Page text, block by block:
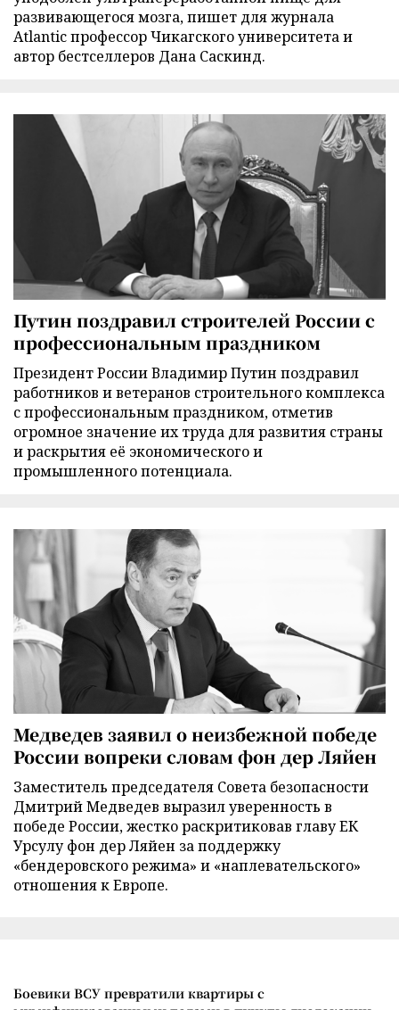
развивающегося мозга, пишет для журнала
Atlantic профессор Чикагского университета и
автор бестселлеров Дана Саскинд.
Путин поздравил строителей России с
профессиональным праздником
Президент России Владимир Путин поздравил
работников и ветеранов строительного комплекса
с профессиональным праздником, отметив
огромное значение их труда для развития страны
и раскрытия её экономического и
промышленного потенциала.
Медведев заявил о неизбежной победе
России вопреки словам фон дер Ляйен
Заместитель председателя Совета безопасности
Дмитрий Медведев выразил уверенность в
победе России, жестко раскритиковав главу ЕК
Урсулу фон дер Ляйен за поддержку
«бендеровского режима» и «наплевательского»
отношения к Европе.
Боевики ВСУ превратили квартиры с